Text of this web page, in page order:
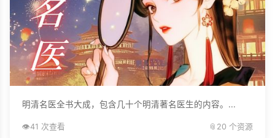
明清名医全书大成，包含几十个明清著名医生的内容。...
👁️41 次查看 📎 20 个资源